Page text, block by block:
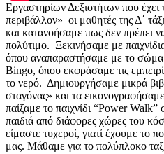
Εργαστηρίων Δεξιοτήτων που έχει
περιβάλλον» οι μαθητές της Δ΄
και κατανοήσαμε πως δεν πρέπει
πολύτιμο. Ξεκινήσαμε με
όπου αναπαραστήσαμε με το σώμα
Bingo, όπου εκφράσαμε τις
το νερό. Δημιουργήσαμε μικρά
σταγόνας» και τα
παίξαμε το παιχνίδι “Power
παιδιά από διάφορες χώρες του
είμαστε τυχεροί, γιατί έχουμε το
μας. Μάθαμε για το πολύπλοκο